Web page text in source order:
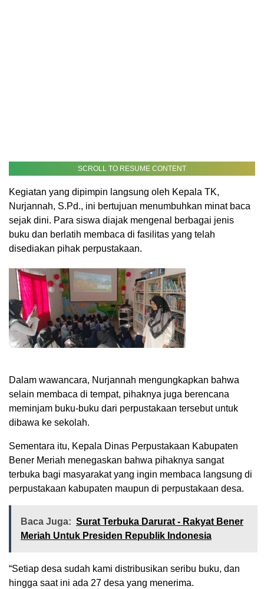
SCROLL TO RESUME CONTENT
Kegiatan yang dipimpin langsung oleh Kepala TK,
Nurjannah, S.Pd., ini bertujuan menumbuhkan minat baca
sejak dini. Para siswa diajak mengenal berbagai jenis
buku dan berlatih membaca di fasilitas yang telah
disediakan pihak perpustakaan.
Dalam wawancara, Nurjannah mengungkapkan bahwa
selain membaca di tempat, pihaknya juga berencana
meminjam buku-buku dari perpustakaan tersebut untuk
dibawa ke sekolah.
Sementara itu, Kepala Dinas Perpustakaan Kabupaten
Bener Meriah menegaskan bahwa pihaknya sangat
terbuka bagi masyarakat yang ingin membaca langsung di
perpustakaan kabupaten maupun di perpustakaan desa.
Baca Juga: Surat Terbuka Darurat - Rakyat Bener
Meriah Untuk Presiden Republik Indonesia
“Setiap desa sudah kami distribusikan seribu buku, dan
hingga saat ini ada 27 desa yang menerima.